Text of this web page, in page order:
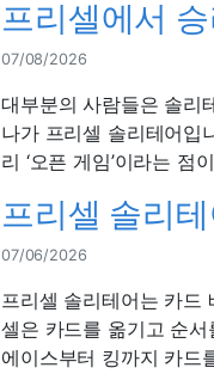
프리셀에서
07/08/2026
대부분의 사람들은 솔리
나가 프리셀 솔리테어입
리 ‘오픈 게임’이라는 점
프리셀 솔리
07/06/2026
프리셀 솔리테어는 카드
셀은 카드를 옮기고 순
에이스부터 킹까지 카드